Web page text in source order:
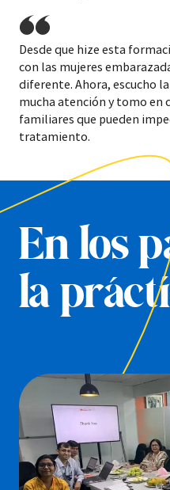
Desde que hize esta
con las mujeres
diferente. Ahora, escucho
mucha atención y tomo en
familiares que pueden
tratamiento.
En los
la